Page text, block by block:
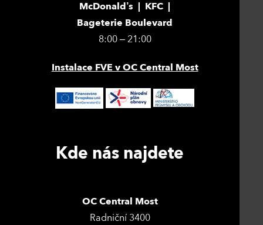
McDonald’s | KFC |
Bageterie Boulevard
8:00 – 21:00
Instalace FVE v OC Central Most
Kde nás najdete
OC Central Most
Radniční 3400